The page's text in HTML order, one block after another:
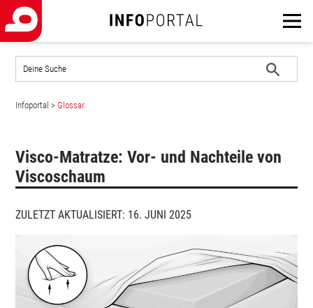
der
suchen
starten
Infoportal > Glossar
Visco-Matratze: Vor- und Nachteile von
Viscoschaum
ZULETZT AKTUALISIERT: 16. JUNI 2025